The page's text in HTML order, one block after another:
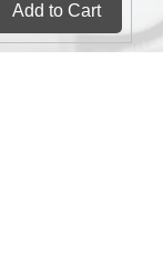
Add to Cart